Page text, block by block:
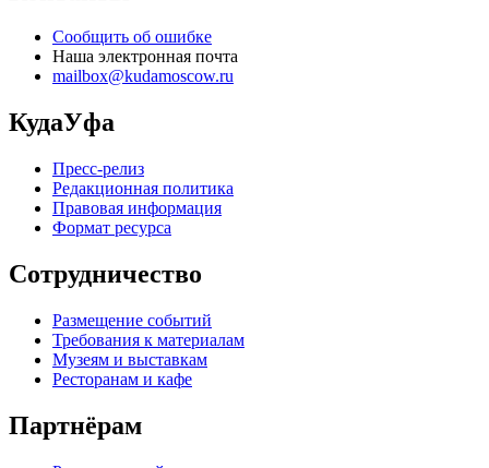
Сообщить об ошибке
Наша электронная почта
mailbox@kudamoscow.ru
КудаУфа
Пресс-релиз
Редакционная политика
Правовая информация
Формат ресурса
Сотрудничество
Размещение событий
Требования к материалам
Музеям и выставкам
Ресторанам и кафе
Партнёрам